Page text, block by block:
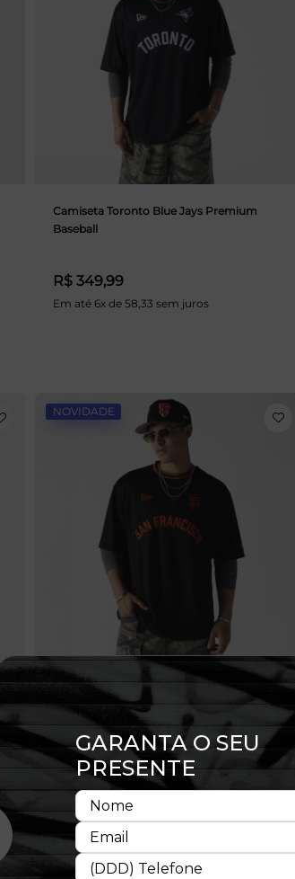
Camiseta Toronto Blue Jays Premium
Baseball
R$ 349,99
Em até 6x de 58,33 sem juros
NOVIDADE
Camiseta San Francisco Giants Premium
Baseball
R$ 349,99
Em até 6x de 58,33 sem juros